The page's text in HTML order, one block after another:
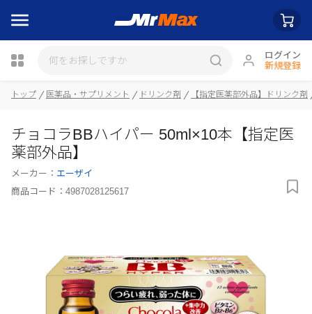
ログイン
新規登録
トップ 医薬品・サプリメント ドリンク剤 【指定医薬部外品】ドリンク剤
チョコラBBハイパー 50ml×10本【指定医
薬部外品】
メーカー： エーザイ
商品コード： 4987028125617